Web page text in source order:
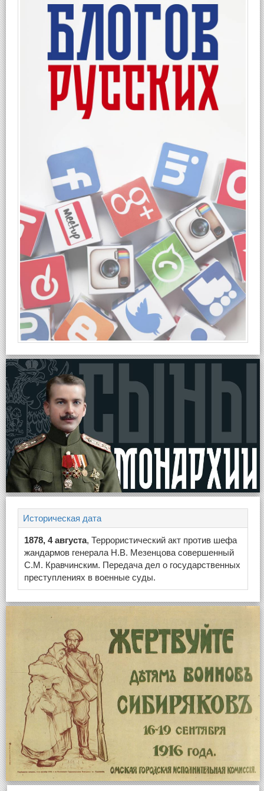
Историческая дата
1878, 4 августа, Террористический акт против шефа
жандармов генерала Н.В. Мезенцова совершенный
С.М. Кравчинским. Передача дел о государственных
преступлениях в военные суды.